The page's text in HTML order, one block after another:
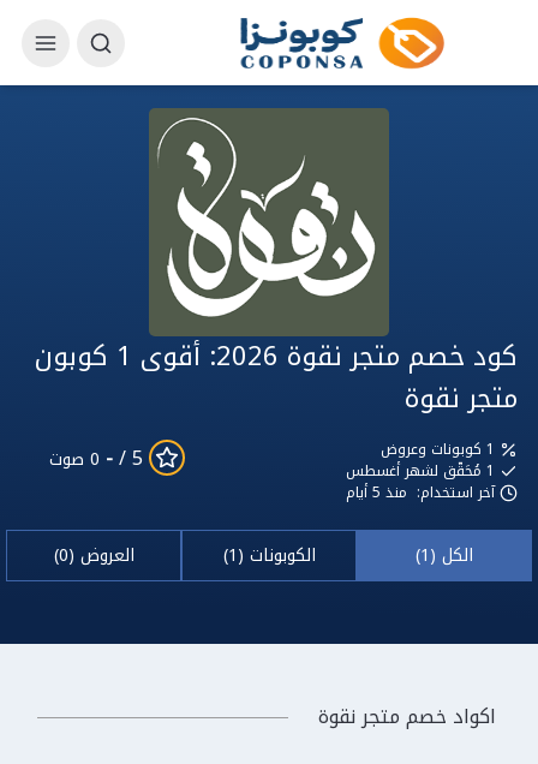
كود خصم متجر نقوة 2026: أقوى 1 كوبون
متجر نقوة
مُحَقّق لشهر أغسطس
آخر استخدام: منذ 5 أيام
5 /
- 0 صوت
الكل (1) الكوبونات (1) العروض (0)
اكواد خصم متجر نقوة